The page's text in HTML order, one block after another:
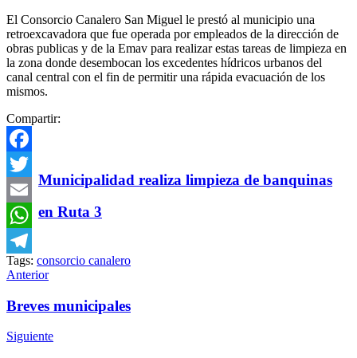
Municipalidad realiza limpieza de banquinas
en Ruta 3
El Consorcio Canalero San Miguel le prestó al municipio una
retroexcavadora que fue operada por empleados de la dirección de
obras publicas y de la Emav para realizar estas tareas de limpieza en
la zona donde desembocan los excedentes hídricos urbanos del
canal central con el fin de permitir una rápida evacuación de los
mismos.
Compartir:
Facebook
Twitter
Email
WhatsApp
Telegram
Tags: consorcio canalero
Anterior
Breves municipales
Siguiente